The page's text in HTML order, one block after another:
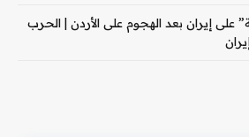
على إيران بعد الهجوم على الأردن | الحرب